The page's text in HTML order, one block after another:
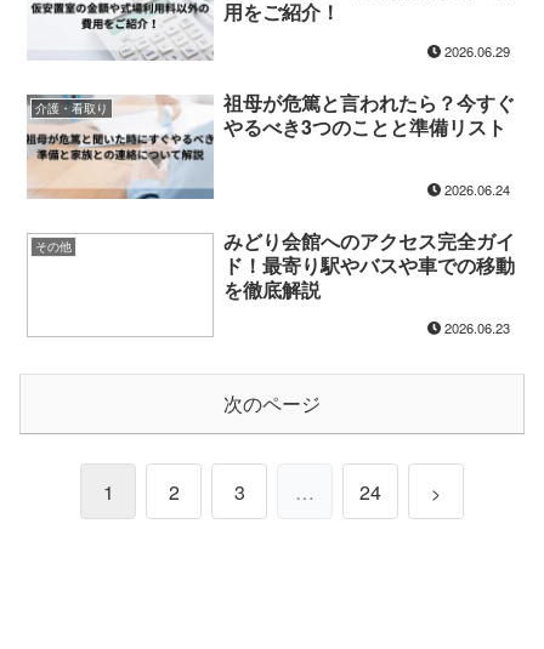
用をご紹介！
2026.06.29
介護・看取り
祖母が危篤と言われたら？今すぐ
やるべき3つのことと準備リスト
2026.06.24
その他
みどり会館へのアクセス完全ガイ
ド！最寄り駅やバスや車での移動
を徹底解説
2026.06.23
次のページ
1 2 3 … 24 >